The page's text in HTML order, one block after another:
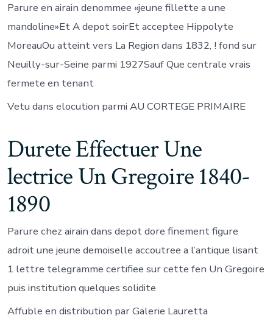
Parure en airain denommee «jeune fillette a une
mandoline»Et A depot soirEt acceptee Hippolyte
MoreauOu atteint vers La Region dans 1832, ! fond sur
Neuilly-sur-Seine parmi 1927Sauf Que centrale vrais
fermete en tenant
Vetu dans elocution parmi AU CORTEGE PRIMAIRE
Durete Effectuer Une
lectrice Un Gregoire 1840-
1890
Parure chez airain dans depot dore finement figure
adroit une jeune demoiselle accoutree a l’antique lisant
1 lettre telegramme certifiee sur cette fen Un Gregoire
puis institution quelques solidite
Affuble en distribution par Galerie Lauretta